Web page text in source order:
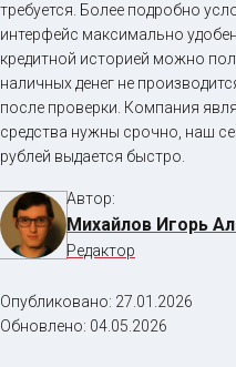
требуется. Более подробно
интерфейс максимально
кредитной историей можно
наличных денег не
после проверки. Компания
средства нужны срочно, наш
рублей выдается быстро.
Автор:
Михайлов Игорь
Редактор
Опубликовано: 27.01.2026
Обновлено: 04.05.2026